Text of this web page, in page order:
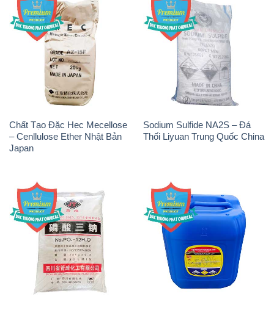
Chất Tạo Đặc Hec Mecellose
– Cenllulose Ether Nhật Bản
Japan
Sodium Sulfide NA2S – Đá
Thối Liyuan Trung Quốc China